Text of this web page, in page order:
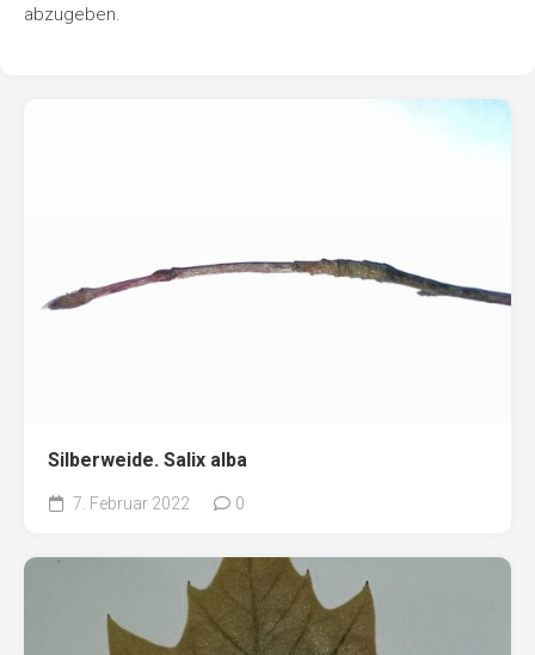
abzugeben.
Silberweide. Salix alba
7. Februar 2022 0